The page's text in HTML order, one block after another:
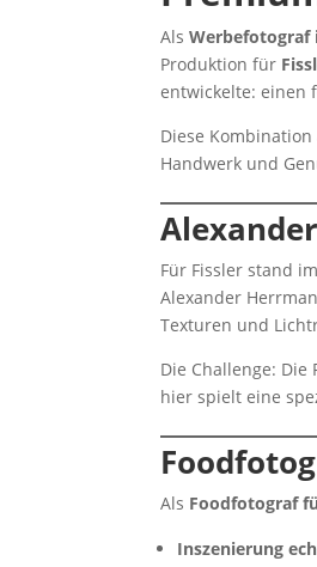
AlsWerbefotograf
Produktion für
entwickelte: einen
Diese
Handwerk und
Für Fissler stand
Alexander
Texturen und
Die Challenge:
hier spielt eine
Als Foodfotograf
Inszenierung